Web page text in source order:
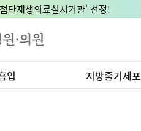
단재생의료실시기관' 선정!
입 지방줄기세포